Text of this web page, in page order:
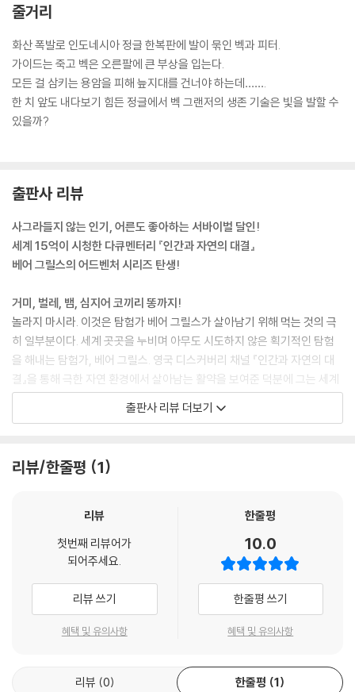
지만 꼬리는 통째로 고깃덩어리다. 거의 방화복 수준인 질긴 껍질은 그대
로 굽고 나서 나중에 벗겨내면 된다. 그는 남은 몸통을 야영지에서 멀리 내
던졌다. 개미 군단이 꼬일 것이 뻔한데 그와 피터의 잠자리로 그것들을 끌
어들이고 싶지는 않았다.
벡은 피터가 만들어놓은 긴 꼬챙이에 도마뱀의 꼬리와 간을 꿰고 모닥불
위로 쓰러지지 않도록 잘 걸쳐놓았다. 그러고 나서 둘은 나란히 나무 막대
-107쪽
피터가 눈을 질끈 감고 유충을 베어 물었다. 몇 번 서둘러 씹고 꿀꺽 삼키는
동안에도 눈은 뜨지 않았다.
벡은 그가 처음으로 유충을 입에 넣었을 때를 기억해냈다. 오스트레일리아
함께 이빨 사이에서 유충의 통통한 몸통이 톡 터지자 마치 썩은 생선처럼
끈적거리는 것이 흘러나왔다. 물론 옆에는 아버지가 계셨다. 그때 아버지
가 해주신 말씀이 있었다.
“잘했어, 벡. 손에 넣을 수 있는 영양분은 다 섭취하고 보는 거야.”
-117쪽
시야에 뭔가가 흐릿하게 잡혔다. 물고기다. 두 마리, 세 마리……. 떼를 지어
충 짐작되는 방향으로 작
살을 날렸지만 허탕이었다.
해 발차기를 하며 올라가는 동안 습관적으로 주먹을 머리 위로 들어 올렸
보다는 손으로 먼저 발견하는 편이 훨씬 낫기 때문이다. 벡이 슬쩍 웃었다.
만약 보트 바닥이 나타나준다면 그보다 더 완벽한 행운이 어디 있으랴!
-234쪽
--- 본문 중에서
줄거리
화산 폭발로 인도네시아 정글 한복판에 발이 묶인 벡과 피터.
가이드는 죽고 벡은 오른팔에 큰 부상을 입는다.
모든 걸 삼키는 용암을 피해 늪지대를 건너야 하는데…….
한 치 앞도 내다보기 힘든 정글에서 벡 그랜저의 생존 기술은 빛을 발할 수
있을까?
출판사 리뷰
사그라들지 않는 인기, 어른도 좋아하는 서바이벌 달인!
세계 15억이 시청한 다큐멘터리 『인간과 자연의 대결』
베어 그릴스의 어드벤처 시리즈 탄생!
거미, 벌레, 뱀, 심지어 코끼리 똥까지!
놀라지 마시라. 이것은 탐험가 베어 그릴스가 살아남기 위해 먹는 것의 극
히 일부분이다. 세계 곳곳을 누비며 아무도 시도하지 않은 획기적인 탐험
을 해내는 탐험가, 베어 그릴스. 영국 디스커버리 채널 『인간과 자연의 대
결』을 통해 극한 자연 환경에서 살아남는 활약을 보여준 덕분에 그는 세계
적인 ‘생존왕’으로 등극했다.
방송 진행뿐만 아니라 직접 제작도 하며 다양한 이벤트와 스턴트 활동도
이를 위한 소설 시리즈 『베어 그릴스와 살아남기(Mission Survival 1~
8)』는 야생에서 살아남는 그만의 생존 기술을 생생히 담고 있다. 이 시리즈
는 영국과 미국, 중국 등지에서 출간되어 큰 인기를 얻고 있으며 국내에서
는 어린이를 위한 모험소설로 소개된다.
다. 칼 한 자루에 의지해 일주일을 버티고, 결국에는 살아남는다. 그것이 사
막 한복판이든, 알래스카의 얼음 벌판이든, 호주의 광활한 산맥 어느 구석
출판사 리뷰 더보기
리뷰/한줄평 1
리뷰
첫번째 리뷰어가
되어주세요.
리뷰 쓰기
혜택 및 유의사항
한줄평
10.0
한줄평 쓰기
혜택 및 유의사항
리뷰 0 한줄평 1